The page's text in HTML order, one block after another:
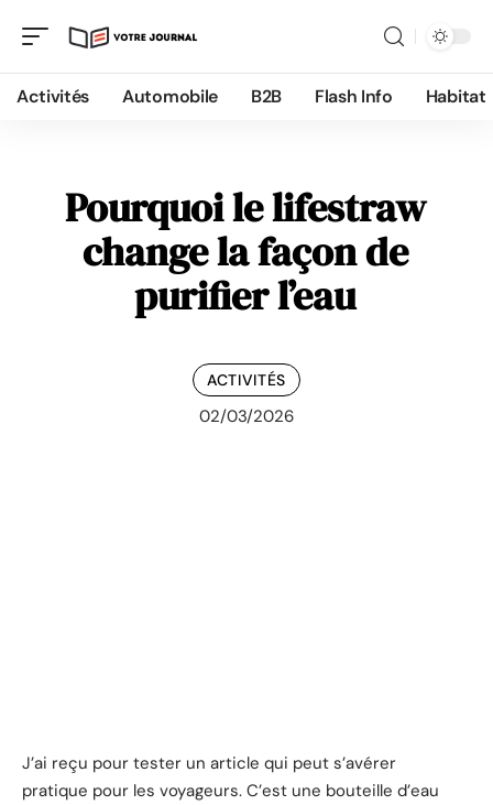
Activités Automobile B2B Flash Info Habitat
Pourquoi le lifestraw
change la façon de
purifier l’eau
ACTIVITÉS
02/03/2026
J’ai reçu pour tester un article qui peut s’avérer
pratique pour les voyageurs. C’est une bouteille d’eau